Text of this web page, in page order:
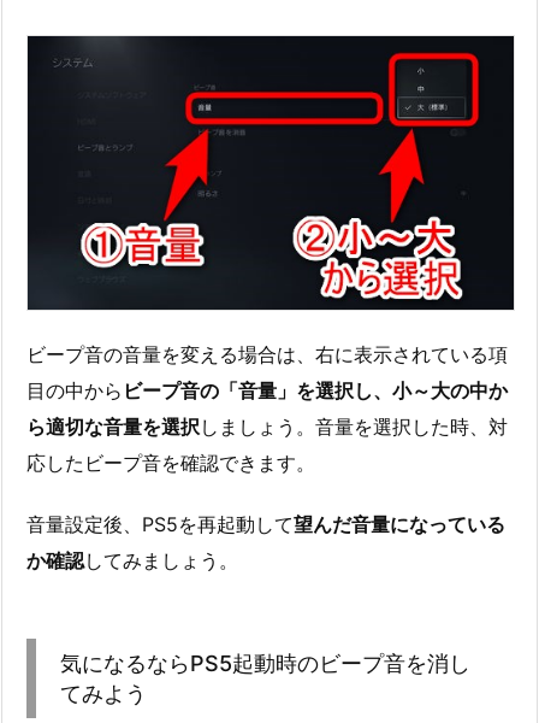
ビープ音の音量を変える場合は、右に表示されている項
目の中から ビープ音の「音量」を選択し、小～大の中か
ら適切な音量を選択しましょう。音量を選択した時、対
応したビープ音を確認できます。
音量設定後、PS5を再起動して望んだ音量になっている
か確認してみましょう。
気になるならPS5起動時のビープ音を消し
てみよう